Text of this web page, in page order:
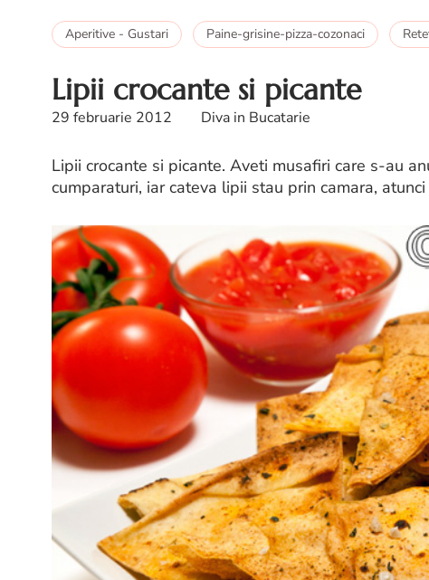
Aperitive - Gustari Paine-grisine-pizza-cozonaci
Lipii crocante si picante
29 februarie 2012 Diva in Bucatarie
Lipii crocante si picante. Aveti musafiri care s-au
cumparaturi, iar cateva lipii stau prin camara,